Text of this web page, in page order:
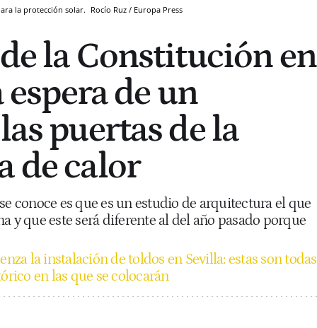
la protección solar. Rocío Ruz / Europa Press
la Constitución en
espera de un
puertas de la
de calor
conoce es que es un estudio de arquitectura el que
y que este será diferente al del año pasado porque
la instalación de toldos en Sevilla: estas son todas
en las que se colocarán